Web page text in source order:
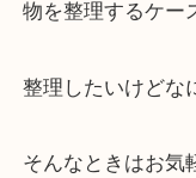
・解放感ある店
・出張買取、店